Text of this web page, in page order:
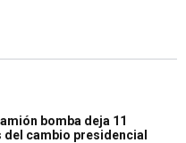
bomba deja 11
cambio presidencial